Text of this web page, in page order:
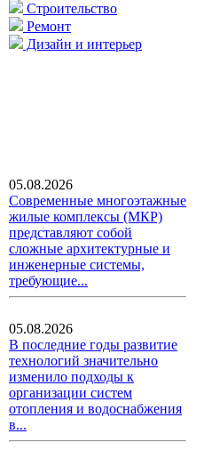
Строительство
Ремонт
Дизайн и интерьер
05.08.2026
Современные многоэтажные
жилые комплексы (МКР)
представляют собой
сложные архитектурные и
инженерные системы,
требующие...
05.08.2026
В последние годы развитие
технологий значительно
изменило подходы к
организации систем
отопления и водоснабжения
в...